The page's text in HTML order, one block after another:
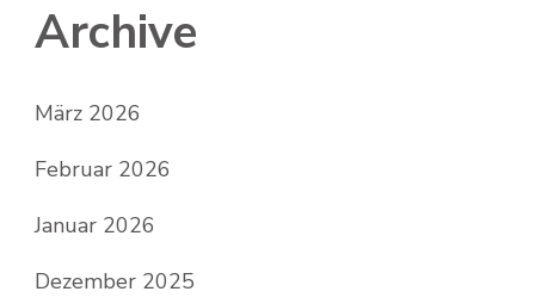
Archive
März 2026
Februar 2026
Januar 2026
Dezember 2025